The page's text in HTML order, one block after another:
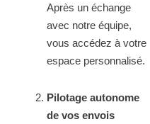
Après un échange
avec notre équipe,
vous accédez à votre
espace personnalisé.
Pilotage autonome
de vos envois